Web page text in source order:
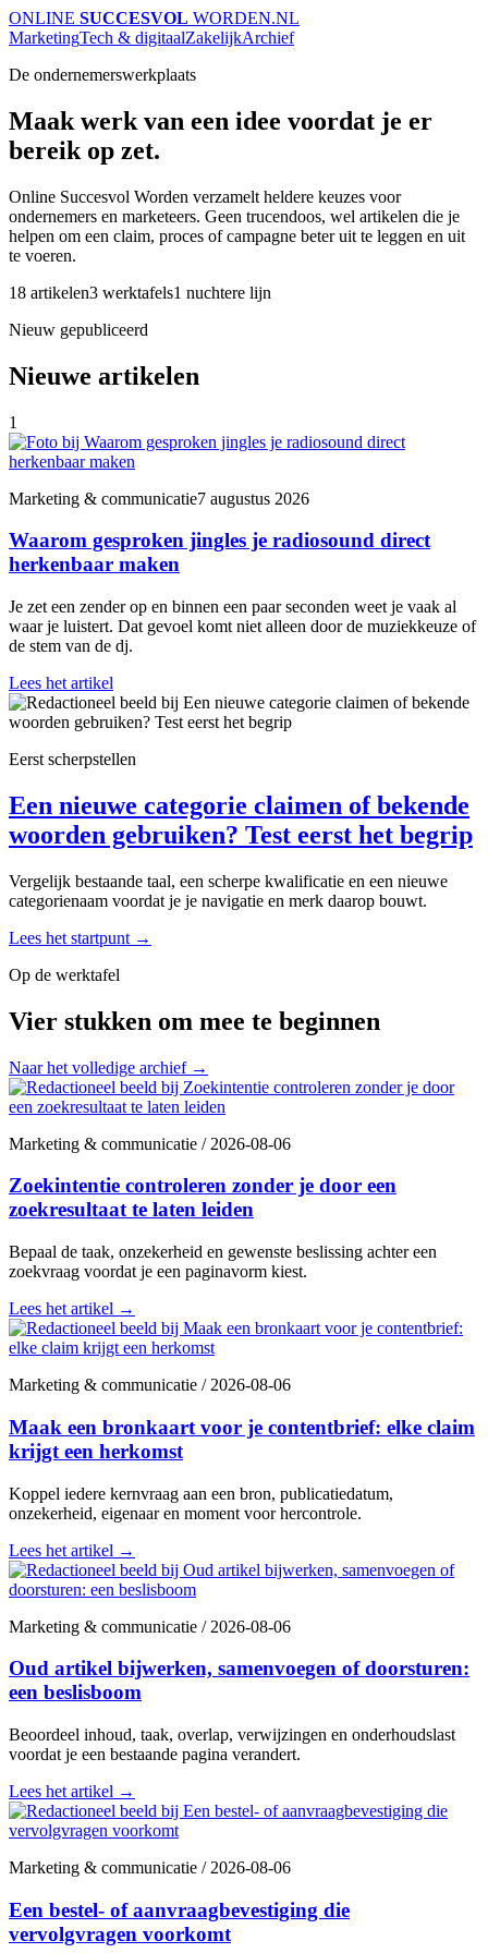
ONLINE SUCCESVOL WORDEN.NL
MarketingTech & digitaalZakelijkArchief
De ondernemerswerkplaats
Maak werk van een idee voordat je er
bereik op zet.
Online Succesvol Worden verzamelt heldere keuzes voor
ondernemers en marketeers. Geen trucendoos, wel artikelen die je
helpen om een claim, proces of campagne beter uit te leggen en uit
te voeren.
18 artikelen3 werktafels1 nuchtere lijn
Nieuw gepubliceerd
Nieuwe artikelen
1
Marketing & communicatie7 augustus 2026
Waarom gesproken jingles je radiosound direct
herkenbaar maken
Je zet een zender op en binnen een paar seconden weet je vaak al
waar je luistert. Dat gevoel komt niet alleen door de muziekkeuze of
de stem van de dj.
Lees het artikel
Eerst scherpstellen
Een nieuwe categorie claimen of bekende
woorden gebruiken? Test eerst het begrip
Vergelijk bestaande taal, een scherpe kwalificatie en een nieuwe
categorienaam voordat je je navigatie en merk daarop bouwt.
Lees het startpunt →
Op de werktafel
Vier stukken om mee te beginnen
Naar het volledige archief →
Marketing & communicatie /2026-08-06
Zoekintentie controleren zonder je door een
zoekresultaat te laten leiden
Bepaal de taak, onzekerheid en gewenste beslissing achter een
zoekvraag voordat je een paginavorm kiest.
Lees het artikel →
Marketing & communicatie /2026-08-06
Maak een bronkaart voor je contentbrief: elke claim
krijgt een herkomst
Koppel iedere kernvraag aan een bron, publicatiedatum,
onzekerheid, eigenaar en moment voor hercontrole.
Lees het artikel →
Marketing & communicatie /2026-08-06
Oud artikel bijwerken, samenvoegen of doorsturen:
een beslisboom
Beoordeel inhoud, taak, overlap, verwijzingen en onderhoudslast
voordat je een bestaande pagina verandert.
Lees het artikel →
Marketing & communicatie /2026-08-06
Een bestel- of aanvraagbevestiging die
vervolgvragen voorkomt